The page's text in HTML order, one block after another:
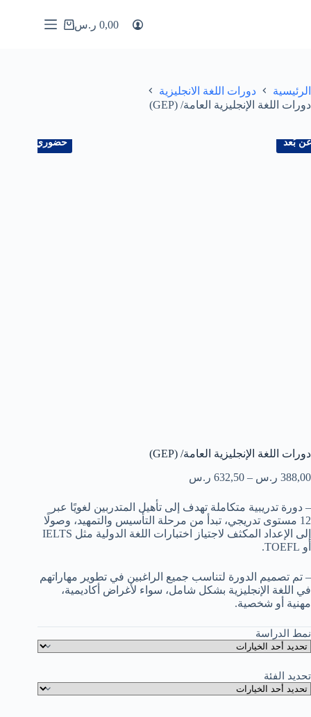
0,00 ر.س
الرئيسية
دورات اللغة الانجليزية
دورات اللغة الإنجليزية العامة/ (GEP)
حضوري عن بُعد
دورات اللغة الإنجليزية العامة/ (GEP)
388,00 ر.س –
632,50 ر.س
– دورة تدريبية متكاملة تهدف إلى تأهيل المتدربين لغويًا عبر
12 مستوى تدريجي، تبدأ من مرحلة التأسيس والتمهيد، وصولًا
إلى الإعداد المكثف لاجتياز اختبارات اللغة الدولية مثل IELTS
أو TOEFL.
– تم تصميم الدورة لتناسب جميع الراغبين في تطوير مهاراتهم
في اللغة الإنجليزية بشكل شامل، سواء لأغراض أكاديمية،
مهنية أو شخصية.
نمط الدراسة
تحديد الفئة